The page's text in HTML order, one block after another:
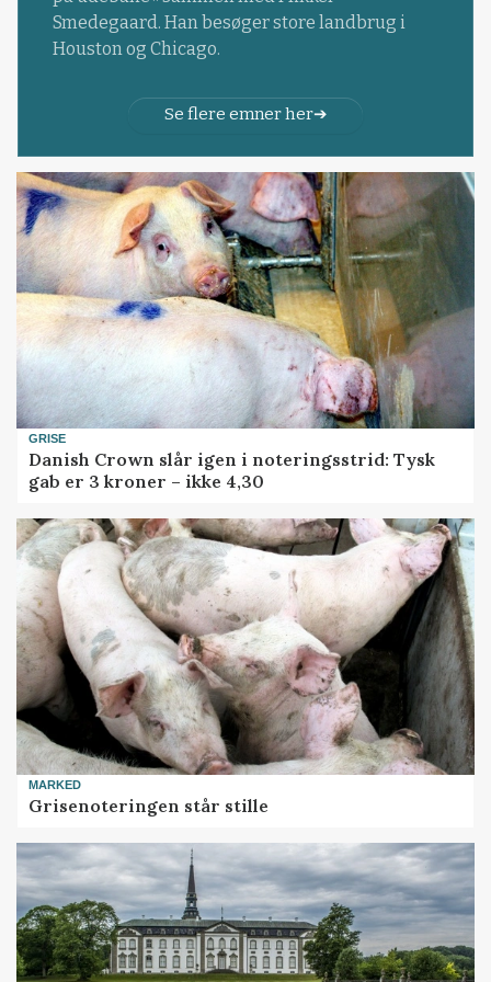
Smedegaard. Han besøger store landbrug i
Houston og Chicago.
Se flere emner her
GRISE
Danish Crown slår igen i noteringsstrid: Tysk
gab er 3 kroner – ikke 4,30
MARKED
Grisenoteringen står stille